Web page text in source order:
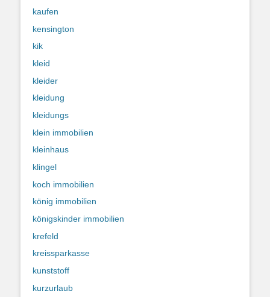
kaufen
kensington
kik
kleid
kleider
kleidung
kleidungs
klein immobilien
kleinhaus
klingel
koch immobilien
könig immobilien
königskinder immobilien
krefeld
kreissparkasse
kunststoff
kurzurlaub